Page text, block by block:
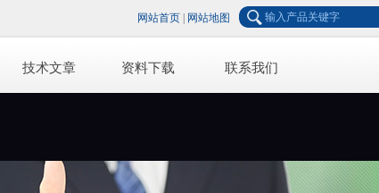
网站首页 网站地图
技术文章 资料下载 联系我们